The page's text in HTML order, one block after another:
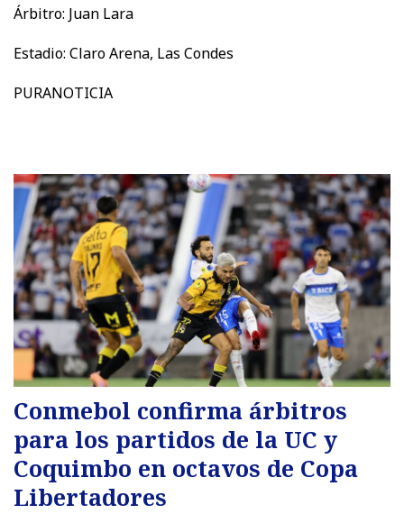
Árbitro: Juan Lara
Estadio: Claro Arena, Las Condes
PURANOTICIA
Conmebol confirma árbitros
para los partidos de la UC y
Coquimbo en octavos de Copa
Libertadores